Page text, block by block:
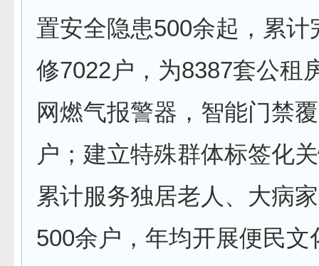
置安全隐患500余起，累计
修7022户，为8387套公租
网燃气报警器，智能门禁
户；建立特殊群体标签化
累计服务独居老人、大病
500余户，年均开展便民文